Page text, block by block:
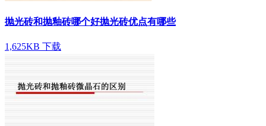
抛光砖和抛釉砖哪个好抛光砖优点有哪些
1,625KB 下载